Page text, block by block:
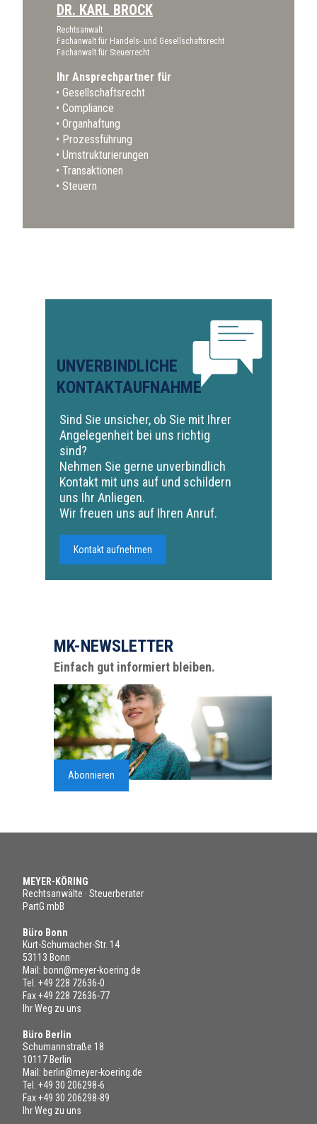
DR. KARL BROCK
Rechtsanwalt
Fachanwalt für Handels- und Gesellschaftsrecht
Fachanwalt für Steuerrecht
Ihr Ansprechpartner für
Gesellschaftsrecht
Compliance
Organhaftung
Prozessführung
Umstrukturierungen
Transaktionen
Steuern
UNVERBINDLICHE
KONTAKTAUFNAHME
Sind Sie unsicher, ob Sie mit Ihrer
Angelegenheit bei uns richtig
sind?
Nehmen Sie gerne unverbindlich
Kontakt mit uns auf und schildern
uns Ihr Anliegen.
Wir freuen uns auf Ihren Anruf.
Kontakt aufnehmen
MK-NEWSLETTER
Einfach gut informiert bleiben.
Abonnieren
MEYER-KÖRING
Rechtsanwälte · Steuerberater
PartG mbB
Büro Bonn
Kurt-Schumacher-Str. 14
53113 Bonn
Mail: bonn@meyer-koering.de
Tel. +49 228 72636-0
Fax +49 228 72636-77
Ihr Weg zu uns
Büro Berlin
Schumannstraße 18
10117 Berlin
Mail: berlin@meyer-koering.de
Tel. +49 30 206298-6
Fax +49 30 206298-89
Ihr Weg zu uns